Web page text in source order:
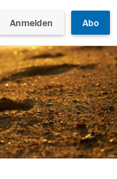
Anmelden Abo